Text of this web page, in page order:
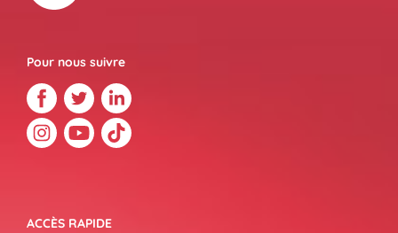
Pour nous suivre
ACCÈS RAPIDE